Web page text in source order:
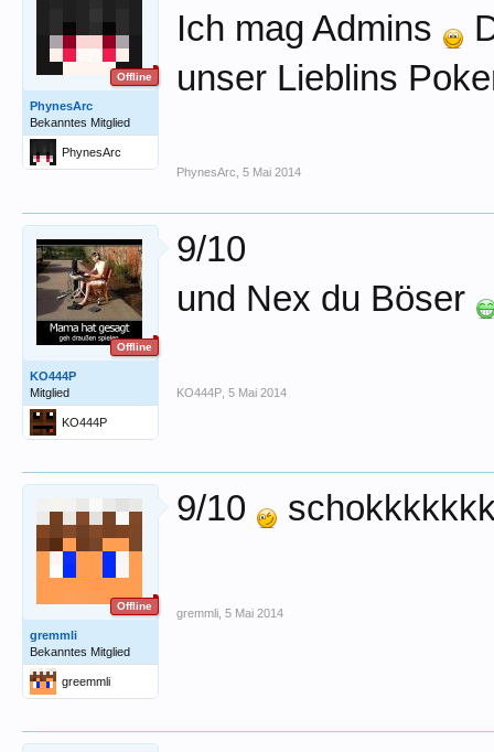
Offline
PhynesArc
Bekanntes Mitglied
PhynesArc
Ich mag Admins
unser Lieblins
PhynesArc 5 Mai 2014
Offline
KO444P
Mitglied
KO444P
9/10
und Nex du Böser
KO444P 5 Mai 2014
Offline
gremmli
Bekanntes Mitglied
greemmli
9/10
gremmli 5 Mai 2014